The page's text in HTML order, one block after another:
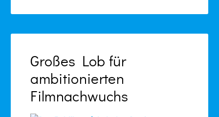
Großes Lob für
ambitionierten
Filmnachwuchs